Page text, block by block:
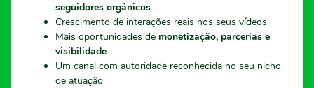
seguidores orgânicos
Crescimento de interações reais nos seus vídeos
Mais oportunidades de monetização, parcerias e
visibilidade
Um canal com autoridade reconhecida no seu nicho
de atuação